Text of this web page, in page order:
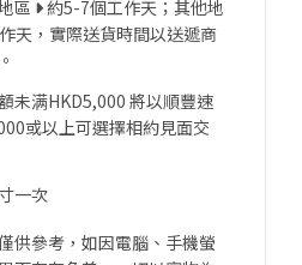
區
約5-7個工作天；其他地
天，實際送貨時間以送遞商
未满HKD5,000 將以順豐速
或以上可選擇相約見面交
一次
供參考，如因電腦、手機螢